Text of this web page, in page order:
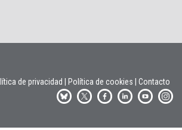
de privacidad Política de cookies Contacto